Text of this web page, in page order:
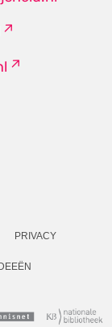
PRIVACY